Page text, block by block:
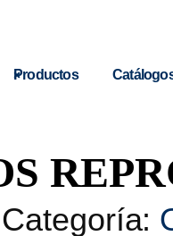
Productos
Categoría: